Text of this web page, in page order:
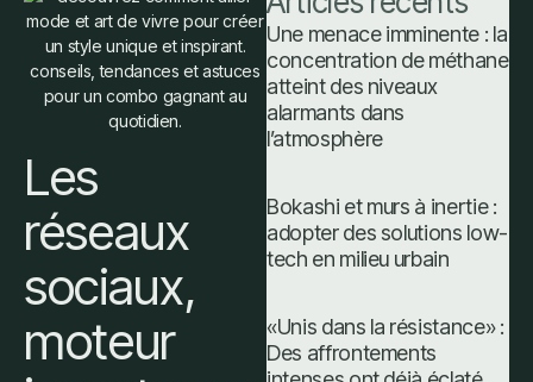
Les
réseaux
sociaux,
moteur
Une menace imminente : la
concentration de méthane
atteint des niveaux
alarmants dans
l’atmosphère
Bokashi et murs à inertie :
adopter des solutions low-
tech en milieu urbain
«Unis dans la résistance» :
Des affrontements